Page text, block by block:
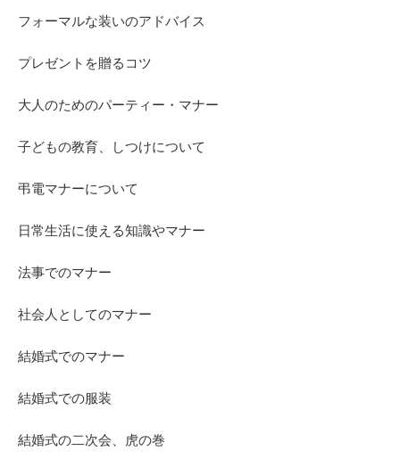
フォーマルな装いのアドバイス
プレゼントを贈るコツ
大人のためのパーティー・マナー
子どもの教育、しつけについて
弔電マナーについて
日常生活に使える知識やマナー
法事でのマナー
社会人としてのマナー
結婚式でのマナー
結婚式での服装
結婚式の二次会、虎の巻